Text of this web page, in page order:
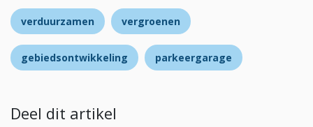
verduurzamen vergroenen
gebiedsontwikkeling parkeergarage
Deel dit artikel